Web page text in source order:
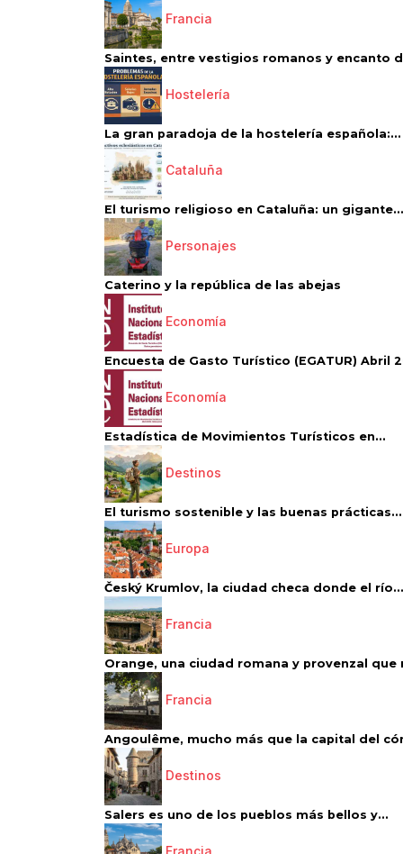
Francia
Saintes, entre vestigios romanos y encanto
Hostelería
La gran paradoja de la hostelería española:...
Cataluña
El turismo religioso en Cataluña: un gigante...
Personajes
Caterino y la república de las abejas
Economía
Encuesta de Gasto Turístico (EGATUR) Abril
Economía
Estadística de Movimientos Turísticos en...
Destinos
El turismo sostenible y las buenas prácticas...
Europa
Český Krumlov, la ciudad checa donde el río...
Francia
Orange, una ciudad romana y provenzal que
Francia
Angoulême, mucho más que la capital del
Destinos
Salers es uno de los pueblos más bellos y...
Francia